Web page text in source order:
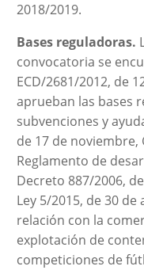
2018/2019.
Bases reguladoras.
convocatoria se
ECD/2681/2012, de
aprueban las bases
subvenciones y
de 17 de noviembre,
Reglamento de
Decreto 887/2006,
Ley 5/2015, de 30
relación con la
explotación de
competiciones de